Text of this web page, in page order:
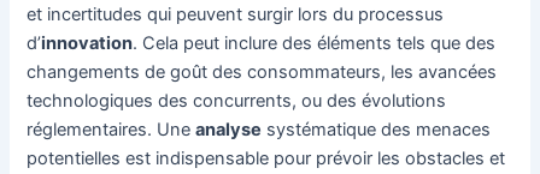
et incertitudes qui peuvent surgir lors du processus
d’innovation. Cela peut inclure des éléments tels que des
changements de goût des consommateurs, les avancées
technologiques des concurrents, ou des évolutions
réglementaires. Uneanalyse systématique des menaces
potentielles est indispensable pour prévoir les obstacles et